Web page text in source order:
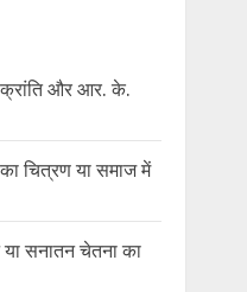
क्रांति और आर. के.
चित्रण या समाज में
या सनातन चेतना का